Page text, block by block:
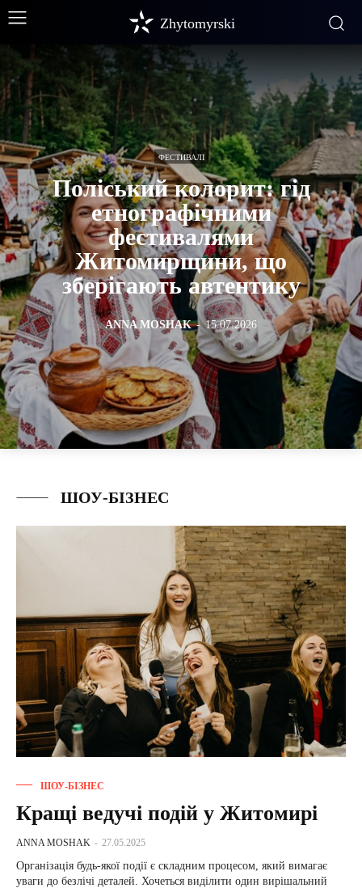
Zhytomyrski
ФЕСТИВАЛІ
Поліський колорит: гід
етнографічними
фестивалями
Житомирщини, що
зберігають автентику
ANNA MOSHAK - 15.07.2026
ШОУ-БІЗНЕС
ШОУ-БІЗНЕС
Кращі ведучі подій у Житомирі
ANNA MOSHAK - 27.05.2025
Організація будь-якої події є складним процесом, який вимагає
уваги до безлічі деталей. Хочеться виділити один вирішальний